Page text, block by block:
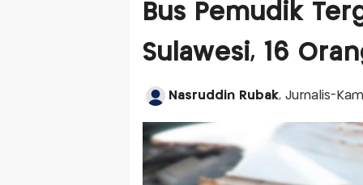
Bus Pemudik
Sulawesi, 16
Nasruddin Rubak, Jurnalis-